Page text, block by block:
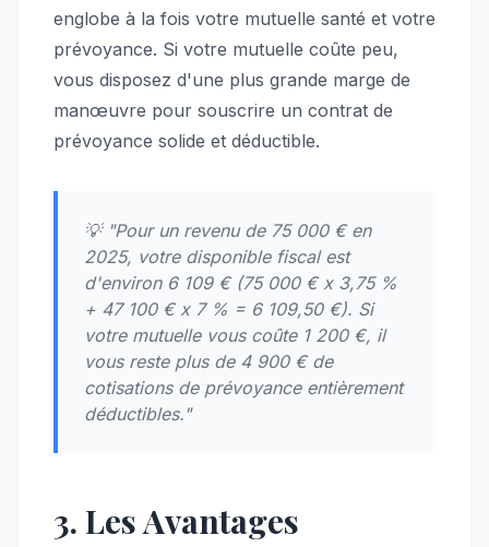
englobe à la fois votre mutuelle santé et votre
prévoyance. Si votre mutuelle coûte peu,
vous disposez d'une plus grande marge de
manœuvre pour souscrire un contrat de
prévoyance solide et déductible.
💡 "Pour un revenu de 75 000 € en
2025, votre disponible fiscal est
d'environ 6 109 € (75 000 € x 3,75 %
+ 47 100 € x 7 % = 6 109,50 €). Si
votre mutuelle vous coûte 1 200 €, il
vous reste plus de 4 900 € de
cotisations de prévoyance entièrement
déductibles."
3. Les Avantages